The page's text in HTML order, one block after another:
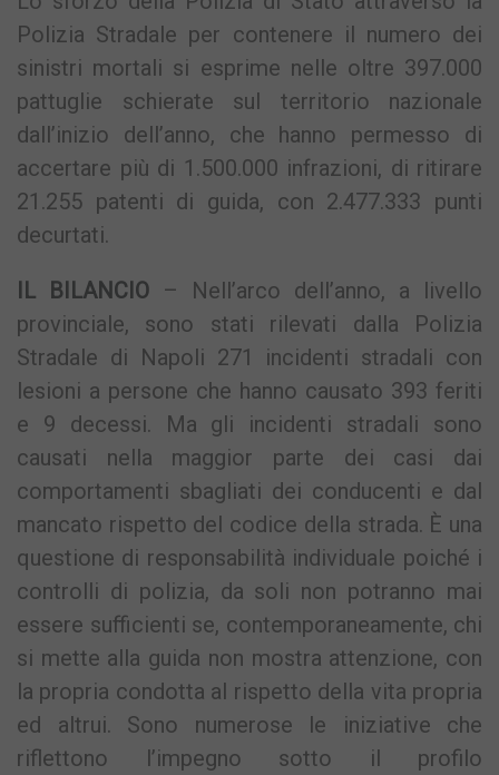
Polizia Stradale per contenere il numero dei
sinistri mortali si esprime nelle oltre 397.000
pattuglie schierate sul territorio nazionale
dall’inizio dell’anno, che hanno permesso di
accertare più di 1.500.000 infrazioni, di ritirare
21.255 patenti di guida, con 2.477.333 punti
decurtati.
IL BILANCIO – Nell’arco dell’anno, a livello
provinciale, sono stati rilevati dalla Polizia
Stradale di Napoli 271 incidenti stradali con
lesioni a persone che hanno causato 393 feriti
e 9 decessi. Ma gli incidenti stradali sono
causati nella maggior parte dei casi dai
comportamenti sbagliati dei conducenti e dal
mancato rispetto del codice della strada. È una
questione di responsabilità individuale poiché i
controlli di polizia, da soli non potranno mai
essere sufficienti se, contemporaneamente, chi
si mette alla guida non mostra attenzione, con
la propria condotta al rispetto della vita propria
ed altrui. Sono numerose le iniziative che
riflettono l’impegno sotto il profilo